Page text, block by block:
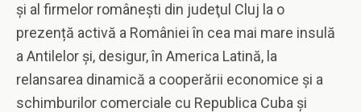
şi al firmelor româneşti din judeţul Cluj la o
prezență activă a României în cea mai mare insulă
a Antilelor și, desigur, în America Latină, la
relansarea dinamică a cooperării economice şi a
schimburilor comerciale cu Republica Cuba şi